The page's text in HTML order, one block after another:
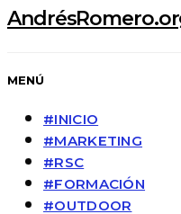
MENÚ
#INICIO
#MARKETING
#RSC
#FORMACIÓN
#OUTDOOR